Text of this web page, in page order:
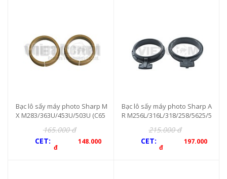
Bạc lô sấy máy photo Sharp M
X M283/363U/453U/503U (C65
165.000 đ
CET:
148.000
đ
Bạc lô sấy máy photo Sharp A
R M256L/316L/318/258/5625/5
215.000 đ
CET:
197.000
đ